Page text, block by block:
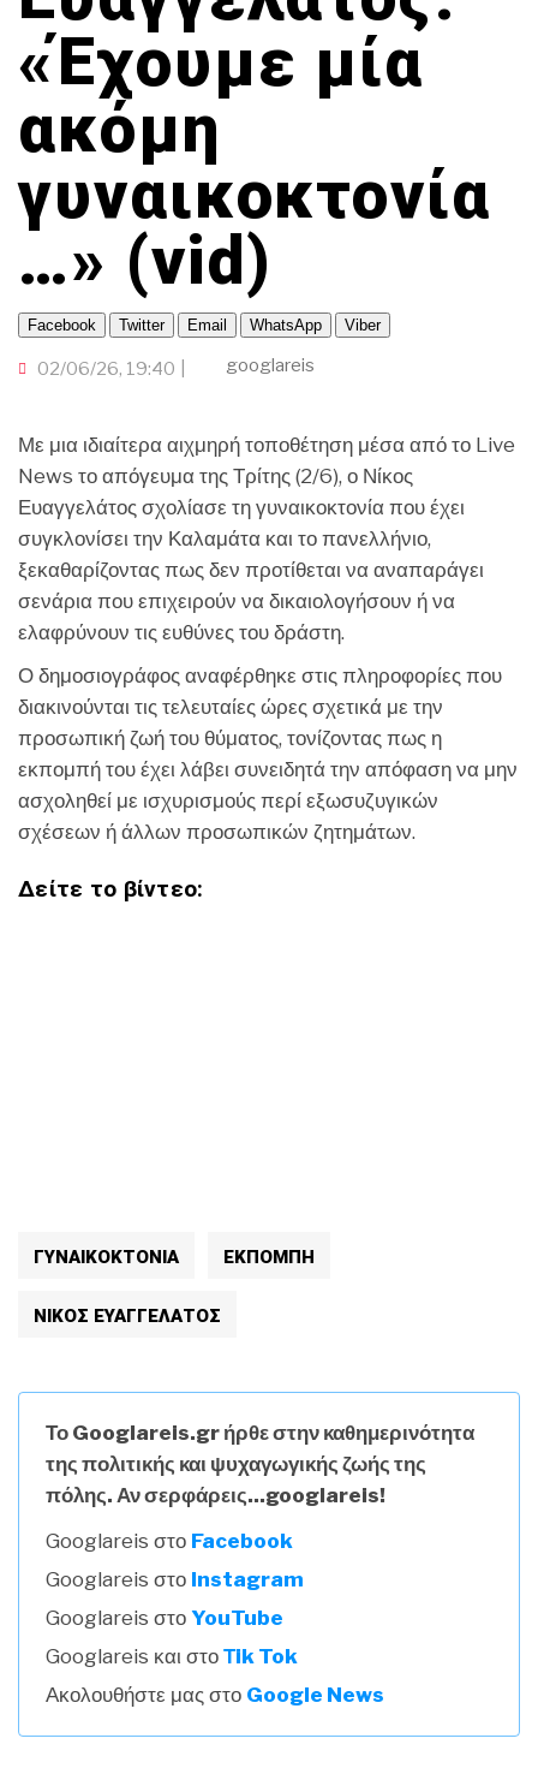
TRAVELLER
INFLUENCER
ΒΡΟΥΜ ΒΡΟΥΜ
ΤΟΠΙΚΗ ΑΥΤΟΔΙΟΙΚΗΣΗ
ΠΟΡΤΟΚΑΛΙ ΘΕΑ
ΑΛΛΑ ΣΠΟΡ
ΠΑΜΕ ΘΕΑΤΡΟ
CINEΜΑΔΕΣ
Ο ΛΑΟΣ ΤΡΑΓΟΥΔΙ ΘΕΛΕΙ
ΜΕΓΑΣ CHEF
«Έχουμε μία
ακόμη
γυναικοκτονία
…» (vid)
Facebook Twitter Email WhatsApp Viber
02/06/26, 19:40 googlareis
Με μια ιδιαίτερα αιχμηρή τοποθέτηση μέσα από το Live
News το απόγευμα της Τρίτης (2/6), ο Νίκος
Ευαγγελάτος σχολίασε τη γυναικοκτονία που έχει
συγκλονίσει την Καλαμάτα και το πανελλήνιο,
ξεκαθαρίζοντας πως δεν προτίθεται να αναπαράγει
σενάρια που επιχειρούν να δικαιολογήσουν ή να
ελαφρύνουν τις ευθύνες του δράστη.
Ο δημοσιογράφος αναφέρθηκε στις πληροφορίες που
διακινούνται τις τελευταίες ώρες σχετικά με την
προσωπική ζωή του θύματος, τονίζοντας πως η
εκπομπή του έχει λάβει συνειδητά την απόφαση να μην
ασχοληθεί με ισχυρισμούς περί εξωσυζυγικών
σχέσεων ή άλλων προσωπικών ζητημάτων.
Δείτε το βίντεο:
ΓΥΝΑΙΚΟΚΤΟΝΙΑ ΕΚΠΟΜΠΗ
ΝΙΚΟΣ ΕΥΑΓΓΕΛΑΤΟΣ
Το Googlareis.gr ήρθε στην καθημερινότητα
της πολιτικής και ψυχαγωγικής ζωής της
πόλης. Αν σερφάρεις...googlareis!
Googlareis στο Facebook
Googlareis στο Instagram
Googlareis στο YouTube
Googlareis και στο Τik Tok
Ακολουθήστε μας στο Google News